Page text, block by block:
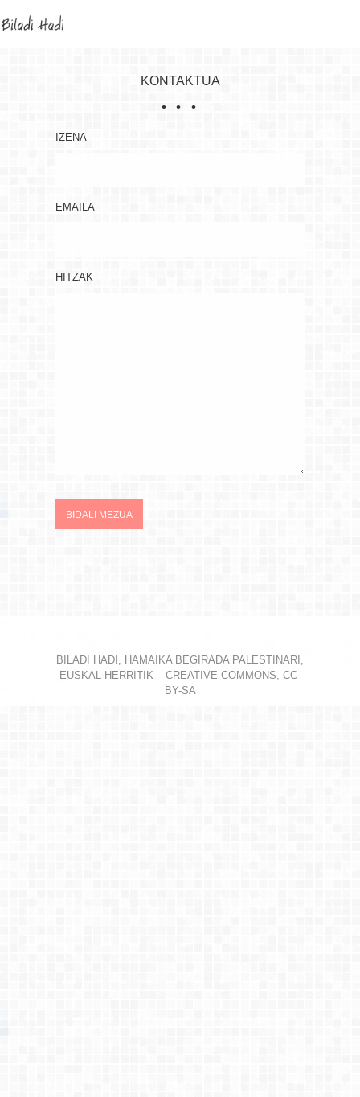
KONTAKTUA
IZENA
EMAILA
HITZAK
BILADI HADI, HAMAIKA BEGIRADA PALESTINARI,
EUSKAL HERRITIK – CREATIVE COMMONS, CC-
BY-SA